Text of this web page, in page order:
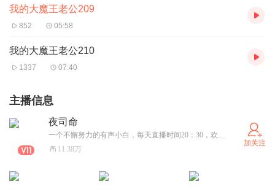
我的大魔王老公209
852 05:58
我的大魔王老公210
1337 07:40
主播信息
夜司命
一个不懈努力的有声小白，每天直播时间20：30，欢迎大家围观。新书上架《重生之这个偶像我要了》、《萌仙医世》
11.38万
加关注